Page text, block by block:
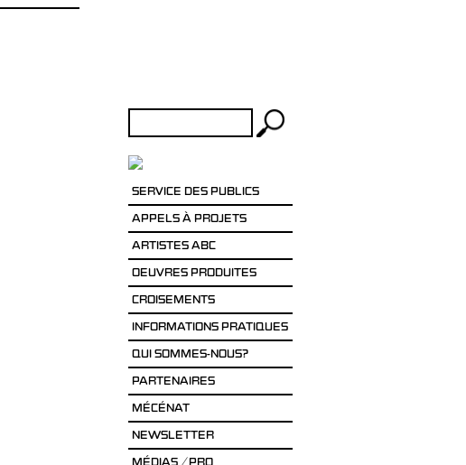
SERVICE DES PUBLICS
APPELS À PROJETS
ARTISTES ABC
OEUVRES PRODUITES
CROISEMENTS
INFORMATIONS PRATIQUES
QUI SOMMES-NOUS?
PARTENAIRES
MÉCÉNAT
NEWSLETTER